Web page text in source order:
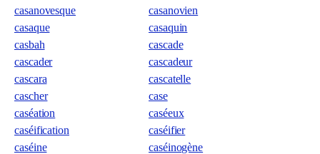
casanovesque
casanovien
casaque
casaquin
casbah
cascade
cascader
cascadeur
cascara
cascatelle
cascher
case
caséation
caséeux
caséification
caséifier
caséine
caséinogène